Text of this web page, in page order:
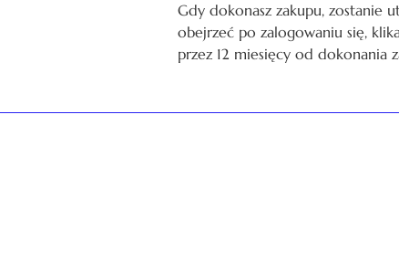
Gdy dokonasz zakupu, zostanie
obejrzeć po zalogowaniu się,
przez 12 miesięcy od dokonania